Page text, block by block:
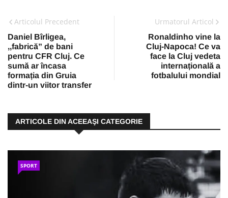
Articolul Precedent
Daniel Bîrligea,
,,fabrică” de bani
pentru CFR Cluj. Ce
sumă ar încasa
formația din Gruia
dintr-un viitor transfer
Urmatorul Articol
Ronaldinho vine la
Cluj-Napoca! Ce va
face la Cluj vedeta
internațională a
fotbalului mondial
ARTICOLE DIN ACEEAŞI CATEGORIE
SPORT